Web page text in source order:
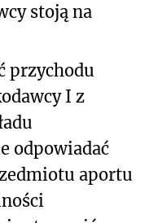
stoją na
przychodu
I z
odpowiadać
aportu